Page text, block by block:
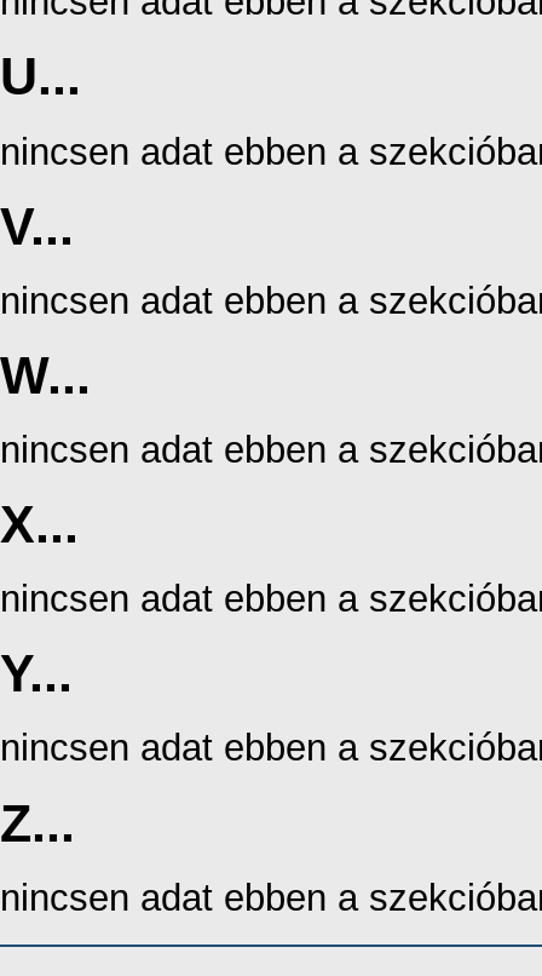
U...
nincsen adat ebben a
V...
nincsen adat ebben a
W...
nincsen adat ebben a
X...
nincsen adat ebben a
Y...
nincsen adat ebben a
Z...
nincsen adat ebben a